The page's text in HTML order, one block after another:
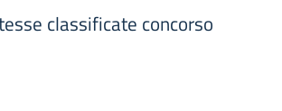
classificate concorso